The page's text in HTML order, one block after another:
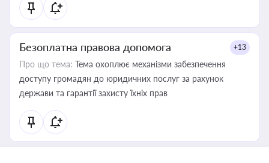
Безоплатна правова допомога +13
Про що тема: Тема охоплює механізми забезпечення
доступу громадян до юридичних послуг за рахунок
держави та гарантії захисту їхніх прав